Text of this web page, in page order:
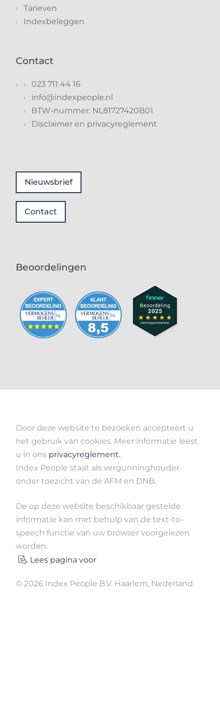
Tarieven
Indexbeleggen
Contact
023 711 44 16
info@indexpeople.nl
BTW-nummer: NL81727420B01
Disclaimer en privacyreglement
Nieuwsbrief
Contact
Beoordelingen
Door deze website te bezoeken accepteert u
het gebruik van cookies. Meer informatie leest
u in ons privacyreglement.
Index People staat als vergunninghouder
onder toezicht van de AFM en DNB.
De op deze website beschikbaar gestelde
informatie kan met behulp van de text-to-
speech functie van uw browser voorgelezen
worden.
Lees pagina voor
© 2026 Index People B.V. Haarlem, Nederland.